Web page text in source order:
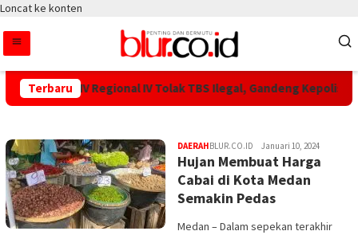
Loncat ke konten
Terbaru
PTPN IV Regional IV Tolak TBS Ilegal, Gandeng Kepolisian
DAERAHBLUR.CO.ID Januari 10, 2024
Hujan Membuat Harga
Cabai di Kota Medan
Semakin Pedas
Medan – Dalam sepekan terakhir